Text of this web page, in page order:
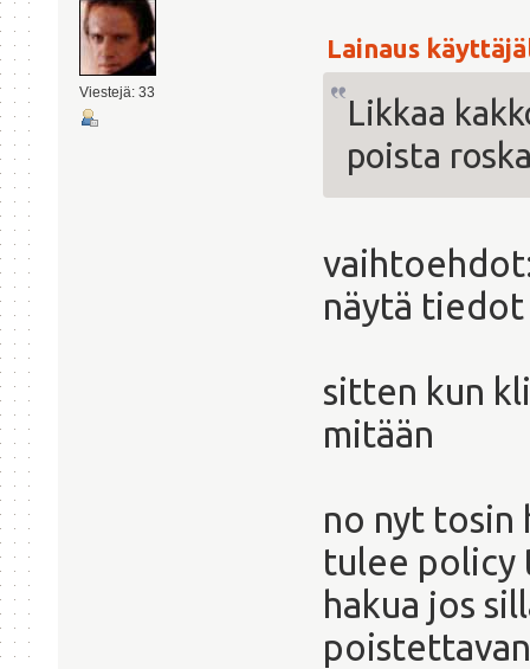
Viestejä: 33
Lainaus
Likkaa
poista
näytä tiedot
sitten kun
mitään
no nyt tosin
tulee policy
hakua jos
poistettavan